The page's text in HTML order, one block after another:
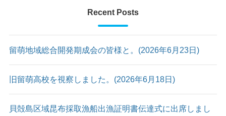
Recent Posts
留萌地域総合開発期成会の皆様と。(2026年6月23日)
旧留萌高校を視察しました。(2026年6月18日)
貝殻島区域昆布採取漁船出漁証明書伝達式に出席しまし